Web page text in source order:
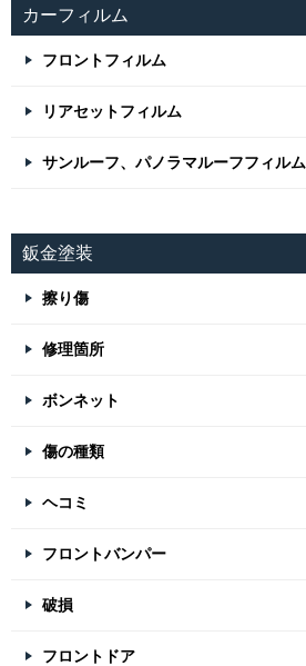
カーフィルム
フロントフィルム
リアセットフィルム
サンルーフ、パノラマルーフフィルム
鈑金塗装
擦り傷
修理箇所
ボンネット
傷の種類
ヘコミ
フロントバンパー
破損
フロントドア